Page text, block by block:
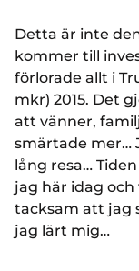
Detta är inte
kommer till
förlorade allt i
mkr) 2015. Det
att vänner,
smärtade mer…
lång resa…
jag här idag
tacksam att jag
jag lärt mig…